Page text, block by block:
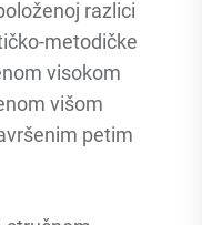
razlici
metodičke
visokom
višom
petim